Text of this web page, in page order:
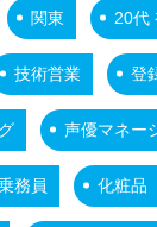
関東 20代
技術営業 登
声優マネー
務員 化粧品